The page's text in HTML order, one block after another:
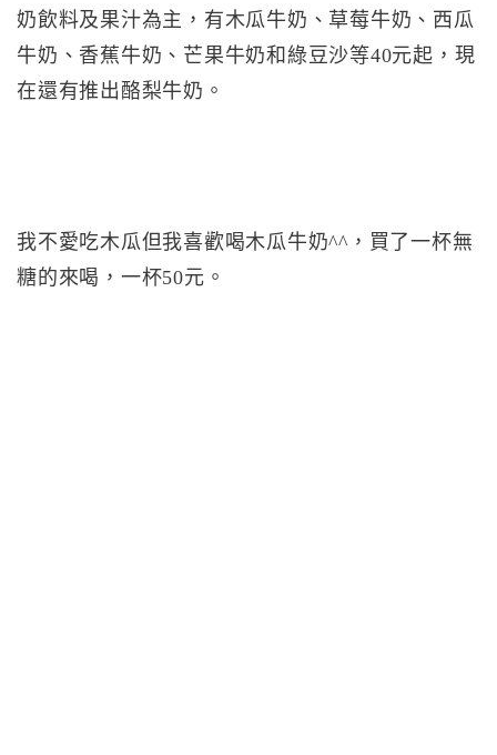
奶飲料及果汁為主，有木瓜牛奶、草莓牛奶、西瓜
牛奶、香蕉牛奶、芒果牛奶和綠豆沙等40元起，現
在還有推出酪梨牛奶。
我不愛吃木瓜但我喜歡喝木瓜牛奶^^，買了一杯無
糖的來喝，一杯50元。